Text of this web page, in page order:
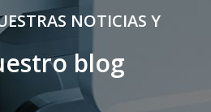
NOTICIAS Y
blog